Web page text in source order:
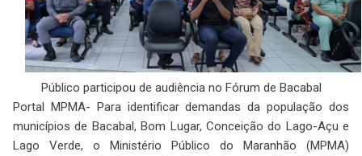
Público participou de audiência no Fórum de Bacabal
Portal MPMA- Para identificar demandas da população dos
municípios de Bacabal, Bom Lugar, Conceição do Lago-Açu e
Lago Verde, o Ministério Público do Maranhão (MPMA)